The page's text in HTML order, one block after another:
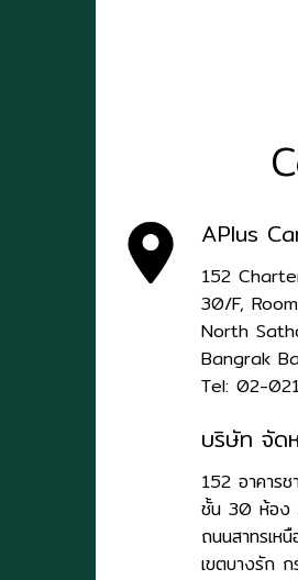
APlus
152
30/F,
North
Bangrak
Tel: 02-
บริษัท จัด
152 อาคารช
ชั้น 30 ห้อ
ถนนสาทรเห
เขตบางรัก